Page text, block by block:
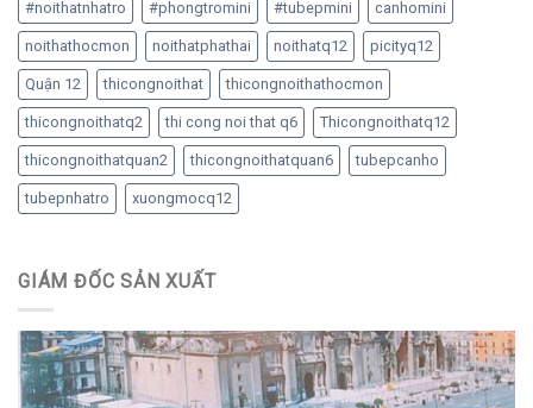
#noithatnhatro #phongtromini #tubepmini canhomini
noithathocmon noithatphathai noithatq12 picityq12
Quận 12 thicongnoithat thicongnoithathocmon
thicongnoithatq2 thi cong noi that q6 Thicongnoithatq12
thicongnoithatquan2 thicongnoithatquan6 tubepcanho
tubepnhatro xuongmocq12
GIÁM ĐỐC SẢN XUẤT